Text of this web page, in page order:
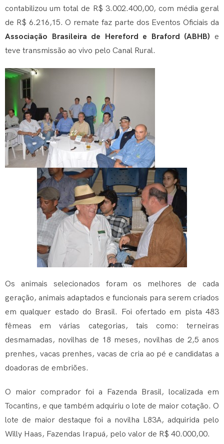
contabilizou um total de R$ 3.002.400,00, com média geral
de R$ 6.216,15. O remate faz parte dos Eventos Oficiais da
Associação Brasileira de Hereford e Braford (ABHB) e
teve transmissão ao vivo pelo Canal Rural.
Os animais selecionados foram os melhores de cada
geração, animais adaptados e funcionais para serem criados
em qualquer estado do Brasil. Foi ofertado em pista 483
fêmeas em várias categorias, tais como: terneiras
desmamadas, novilhas de 18 meses, novilhas de 2,5 anos
prenhes, vacas prenhes, vacas de cria ao pé e candidatas a
doadoras de embriões.
O maior comprador foi a Fazenda Brasil, localizada em
Tocantins, e que também adquiriu o lote de maior cotação. O
lote de maior destaque foi a novilha L83A, adquirida pelo
Willy Haas, Fazendas Irapuá, pelo valor de R$ 40.000,00.